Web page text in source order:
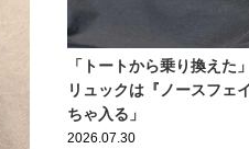
「トートから乗り換え
リュックは『ノースフェ
ちゃ入る」
2026.07.30